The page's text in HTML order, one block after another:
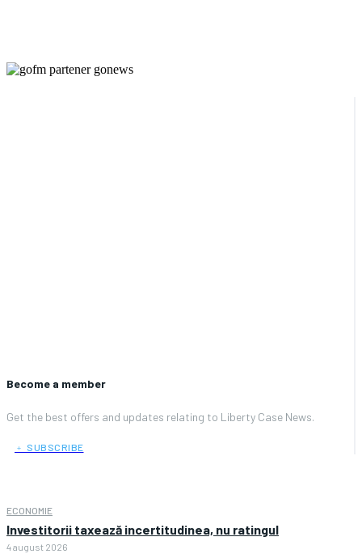
Become a member
Get the best offers and updates relating to Liberty Case News.
﹢ SUBSCRIBE
ECONOMIE
Investitorii taxează incertitudinea, nu ratingul
4 august 2026